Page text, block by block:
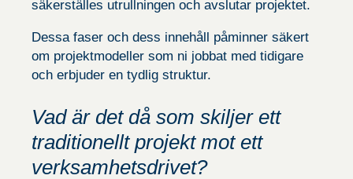
säkerställes utrullningen och avslutar projektet.
Dessa faser och dess innehåll påminner säkert
om projektmodeller som ni jobbat med tidigare
och erbjuder en tydlig struktur.
Vad är det då som skiljer ett
traditionellt projekt mot ett
verksamhetsdrivet?
fungera.
Statistik
För att vi
ska kunna
funktionalitet
uppbyggnad,
hur